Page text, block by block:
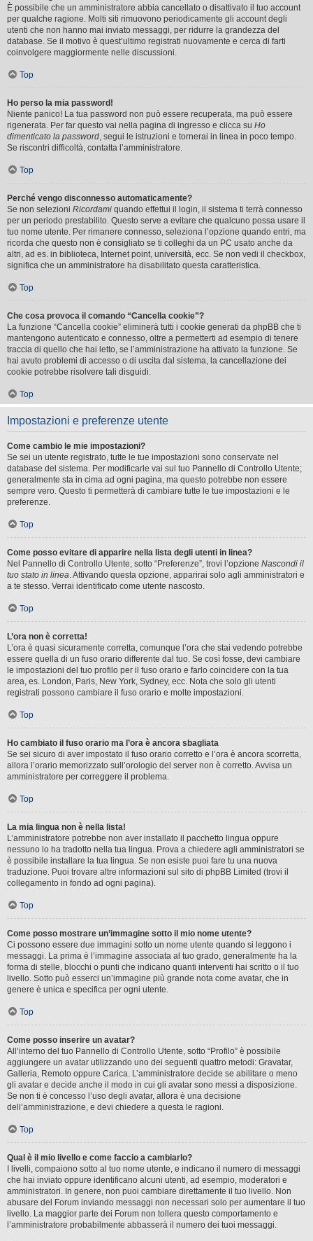
È possibile che un amministratore abbia cancellato o disattivato il tuo account
per qualche ragione. Molti siti rimuovono periodicamente gli account degli
utenti che non hanno mai inviato messaggi, per ridurre la grandezza del
database. Se il motivo è quest’ultimo registrati nuovamente e cerca di farti
coinvolgere maggiormente nelle discussioni.
Top
Ho perso la mia password!
Niente panico! La tua password non può essere recuperata, ma può essere
rigenerata. Per far questo vai nella pagina di ingresso e clicca su Ho
dimenticato la password, segui le istruzioni e tornerai in linea in poco tempo.
Se riscontri difficoltà, contatta l’amministratore.
Top
Perché vengo disconnesso automaticamente?
Se non selezioni Ricordami quando effettui il login, il sistema ti terrà connesso
per un periodo prestabilito. Questo serve a evitare che qualcuno possa usare il
tuo nome utente. Per rimanere connesso, seleziona l’opzione quando entri, ma
ricorda che questo non è consigliato se ti colleghi da un PC usato anche da
altri, ad es. in biblioteca, Internet point, università, ecc. Se non vedi il checkbox,
significa che un amministratore ha disabilitato questa caratteristica.
Top
Che cosa provoca il comando “Cancella cookie”?
La funzione “Cancella cookie” eliminerà tutti i cookie generati da phpBB che ti
mantengono autenticato e connesso, oltre a permetterti ad esempio di tenere
traccia di quello che hai letto, se l’amministrazione ha attivato la funzione. Se
hai avuto problemi di accesso o di uscita dal sistema, la cancellazione dei
cookie potrebbe risolvere tali disguidi.
Top
Impostazioni e preferenze utente
Come cambio le mie impostazioni?
Se sei un utente registrato, tutte le tue impostazioni sono conservate nel
database del sistema. Per modificarle vai sul tuo Pannello di Controllo Utente;
generalmente sta in cima ad ogni pagina, ma questo potrebbe non essere
sempre vero. Questo ti permetterà di cambiare tutte le tue impostazioni e le
preferenze.
Top
Come posso evitare di apparire nella lista degli utenti in linea?
Nel Pannello di Controllo Utente, sotto “Preferenze”, trovi l’opzione Nascondi il
tuo stato in linea. Attivando questa opzione, apparirai solo agli amministratori e
a te stesso. Verrai identificato come utente nascosto.
Top
L’ora non è corretta!
L’ora è quasi sicuramente corretta, comunque l’ora che stai vedendo potrebbe
essere quella di un fuso orario differente dal tuo. Se così fosse, devi cambiare
le impostazioni del tuo profilo per il fuso orario e farlo coincidere con la tua
area, es. London, Paris, New York, Sydney, ecc. Nota che solo gli utenti
registrati possono cambiare il fuso orario e molte impostazioni.
Top
Ho cambiato il fuso orario ma l’ora è ancora sbagliata
Se sei sicuro di aver impostato il fuso orario corretto e l’ora è ancora scorretta,
allora l’orario memorizzato sull’orologio del server non è corretto. Avvisa un
amministratore per correggere il problema.
Top
La mia lingua non è nella lista!
L’amministratore potrebbe non aver installato il pacchetto lingua oppure
nessuno lo ha tradotto nella tua lingua. Prova a chiedere agli amministratori se
è possibile installare la tua lingua. Se non esiste puoi fare tu una nuova
traduzione. Puoi trovare altre informazioni sul sito di phpBB Limited (trovi il
collegamento in fondo ad ogni pagina).
Top
Come posso mostrare un’immagine sotto il mio nome utente?
Ci possono essere due immagini sotto un nome utente quando si leggono i
messaggi. La prima è l’immagine associata al tuo grado, generalmente ha la
forma di stelle, blocchi o punti che indicano quanti interventi hai scritto o il tuo
livello. Sotto può esserci un’immagine più grande nota come avatar, che in
genere è unica e specifica per ogni utente.
Top
Come posso inserire un avatar?
All’interno del tuo Pannello di Controllo Utente, sotto “Profilo” è possibile
aggiungere un avatar utilizzando uno dei seguenti quattro metodi: Gravatar,
Galleria, Remoto oppure Carica. L’amministratore decide se abilitare o meno
gli avatar e decide anche il modo in cui gli avatar sono messi a disposizione.
Se non ti è concesso l’uso degli avatar, allora è una decisione
dell’amministrazione, e devi chiedere a questa le ragioni.
Top
Qual è il mio livello e come faccio a cambiarlo?
I livelli, compaiono sotto al tuo nome utente, e indicano il numero di messaggi
che hai inviato oppure identificano alcuni utenti, ad esempio, moderatori e
amministratori. In genere, non puoi cambiare direttamente il tuo livello. Non
abusare del Forum inviando messaggi non necessari solo per aumentare il tuo
livello. La maggior parte dei Forum non tollera questo comportamento e
l’amministratore probabilmente abbasserà il numero dei tuoi messaggi.